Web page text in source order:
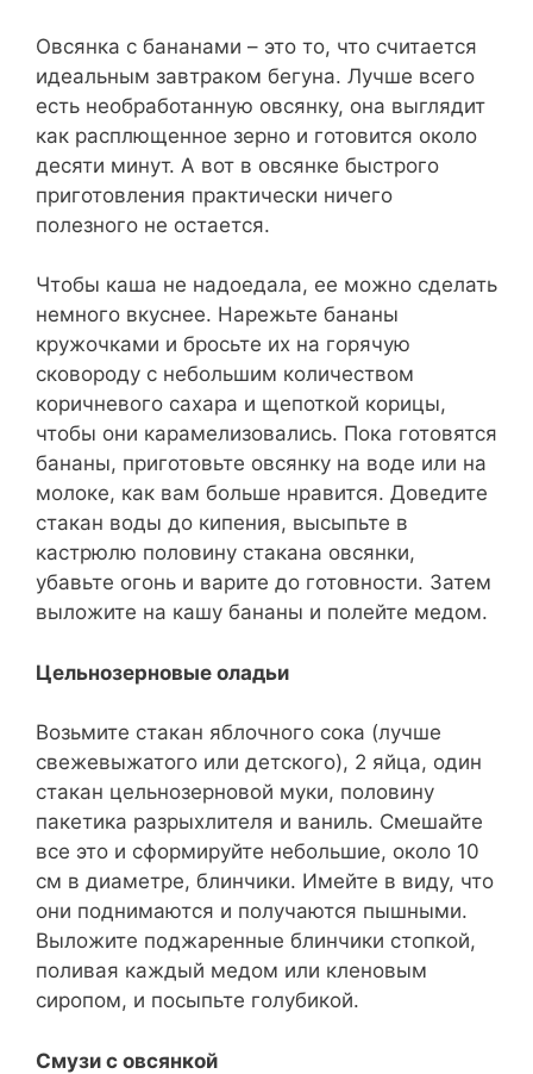
Овсянка с бананами – это то, что считается
идеальным завтраком бегуна. Лучше всего
есть необработанную овсянку, она выглядит
как расплющенное зерно и готовится около
десяти минут. А вот в овсянке быстрого
приготовления практически ничего
полезного не остается.
Чтобы каша не надоедала, ее можно сделать
немного вкуснее. Нарежьте бананы
кружочками и бросьте их на горячую
сковороду с небольшим количеством
коричневого сахара и щепоткой корицы,
чтобы они карамелизовались. Пока готовятся
бананы, приготовьте овсянку на воде или на
молоке, как вам больше нравится. Доведите
стакан воды до кипения, высыпьте в
кастрюлю половину стакана овсянки,
убавьте огонь и варите до готовности. Затем
выложите на кашу бананы и полейте медом.
Цельнозерновые оладьи
Возьмите стакан яблочного сока (лучше
свежевыжатого или детского), 2 яйца, один
стакан цельнозерновой муки, половину
пакетика разрыхлителя и ваниль. Смешайте
все это и сформируйте небольшие, около 10
см в диаметре, блинчики. Имейте в виду, что
они поднимаются и получаются пышными.
Выложите поджаренные блинчики стопкой,
поливая каждый медом или кленовым
сиропом, и посыпьте голубикой.
Смузи с овсянкой